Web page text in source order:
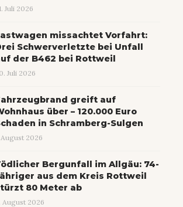
Juli 2026
missachtet Vorfahrt:
Schwerverletzte bei Unfall
der B462 bei Rottweil
Juli 2026
greift auf
über – 120.000 Euro
in Schramberg-Sulgen
August 2026
Bergunfall im Allgäu: 74-
aus dem Kreis Rottweil
80 Meter ab
August 2026